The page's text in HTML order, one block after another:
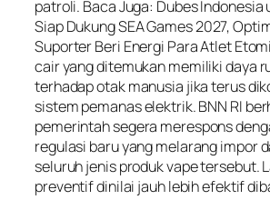
patroli. Baca Juga: Dubes Indonesia
Siap Dukung SEA Games 2027,
Suporter Beri Energi Para Atlet
cair yang ditemukan memiliki daya
terhadap otak manusia jika terus
sistem pemanas elektrik. BNN RI
pemerintah segera merespons
regulasi baru yang melarang impor
seluruh jenis produk vape tersebut.
preventif dinilai jauh lebih efektif